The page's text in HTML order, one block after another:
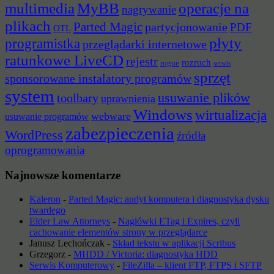
multimediaMyBB nagrywanie operacje na
plikach OTL Parted Magicpartycjonowanie PDF
programistkaprzeglądarki internetowe płyty
ratunkowe LiveCD rejestr rogue rozruch serwis
sponsorowane instalatory programów sprzęt
system toolbary uprawnienia usuwanie plików
usuwanie programów webware Windowswirtualizacja
WordPress zabezpieczenia źródła
oprogramowania
Najnowsze komentarze
Kaleron - Parted Magic: audyt komputera i diagnostyka dysku
twardego
Elder Law Attorneys - Nagłówki ETag i Expires, czyli
cachowanie elementów strony w przeglądarce
Janusz Lechończak - Skład tekstu w aplikacji Scribus
Grzegorz - MHDD / Victoria: diagnostyka HDD
Serwis Komputerowy - FileZilla – klient FTP, FTPS i SFTP